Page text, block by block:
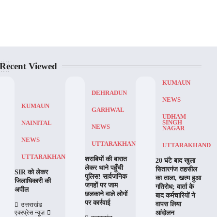
Recent Viewed
KUMAUN
NAINITAL
NEWS
UTTARAKHAND
SIR को लेकर
जिलाधिकारी की
अपील
उत्तराखंड
एक्स्प्रेस न्यूज़
DEHRADUN
GARHWAL
NEWS
UTTARAKHAND
शराबियों की बारात
लेकर थाने पहुँची
पुलिस! सार्वजनिक
जगहों पर जाम
छलकाने वाले लोगों
पर कार्रवाई
KUMAUN
NEWS
UDHAM
SINGH
NAGAR
UTTARAKHAND
20 घंटे बाद खुला
सितारगंज तहसील
का ताला, खत्म हुआ
गतिरोध; वार्ता के
बाद कर्मचारियों ने
वापस लिया
आंदोलन